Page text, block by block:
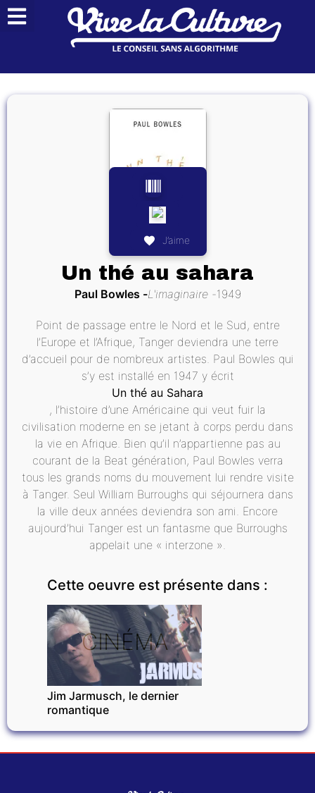
J’aime
Un thé au sahara
Paul Bowles L'imaginaire 1949
Point de passage entre le Nord et le Sud, entre
l’Europe et l’Afrique, Tanger deviendra une terre
d’accueil pour de nombreux artistes. Paul Bowles qui
s’y est installé en 1947 y écrit
Un thé au Sahara
, l’histoire d’une Américaine qui veut fuir la
civilisation moderne en se jetant à corps perdu dans
la vie en Afrique. Bien qu’il n’appartienne pas au
courant de la Beat génération, Paul Bowles verra
tous les grands noms du mouvement lui rendre visite
à Tanger. Seul William Burroughs qui séjournera dans
la ville deux années deviendra son ami. Encore
aujourd’hui Tanger est un fantasme que Burroughs
appelait une « interzone ».
Cette oeuvre est présente dans :
CINÉMA
Jim Jarmusch, le dernier
romantique